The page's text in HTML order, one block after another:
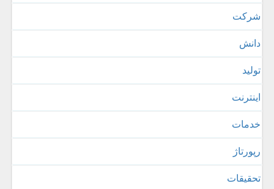
شركت
دانش
تولید
اینترنت
خدمات
رپورتاژ
تحقیقات